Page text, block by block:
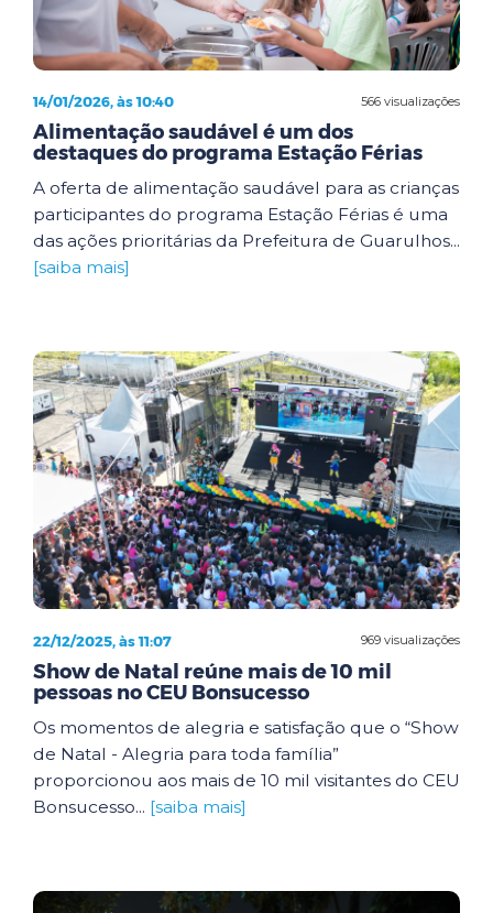
566 visualizações
14/01/2026, às 10:40
Alimentação saudável é um dos
destaques do programa Estação Férias
A oferta de alimentação saudável para as crianças
participantes do programa Estação Férias é uma
das ações prioritárias da Prefeitura de Guarulhos...
[saiba mais]
969 visualizações
22/12/2025, às 11:07
Show de Natal reúne mais de 10 mil
pessoas no CEU Bonsucesso
Os momentos de alegria e satisfação que o “Show
de Natal - Alegria para toda família”
proporcionou aos mais de 10 mil visitantes do CEU
Bonsucesso... [saiba mais]